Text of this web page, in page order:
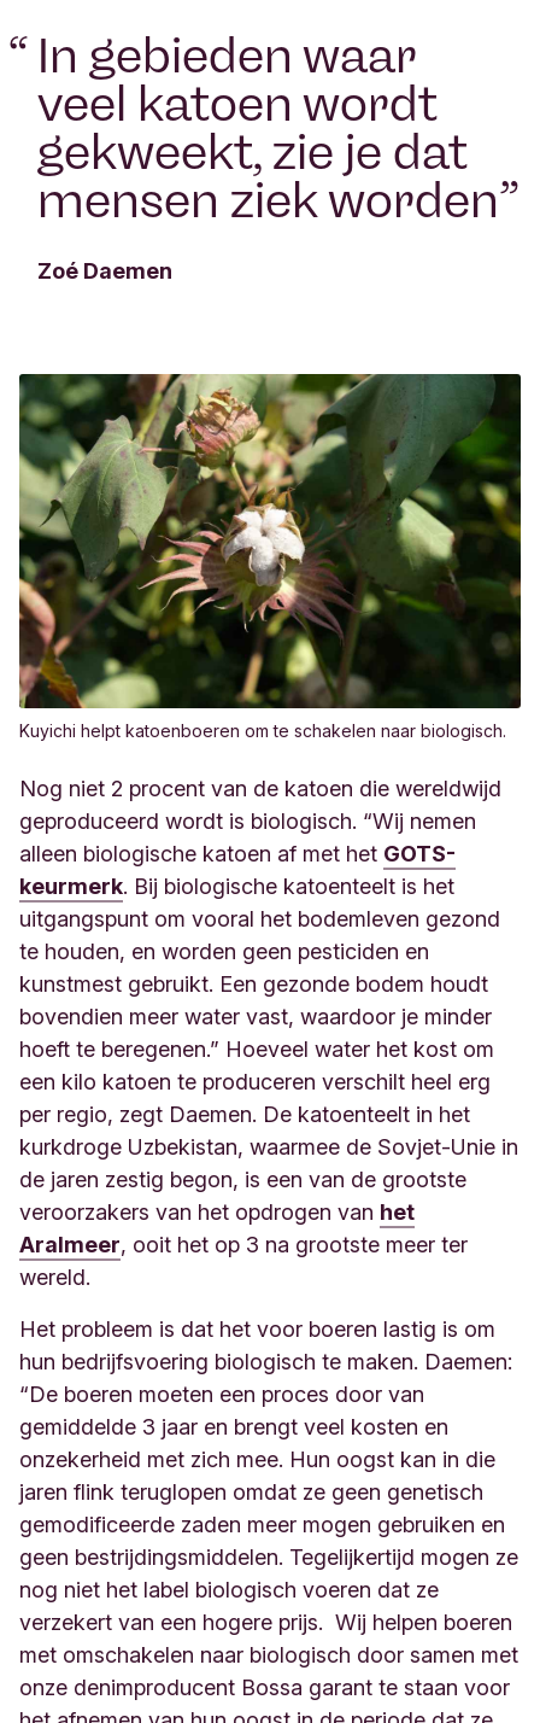
“ In gebieden waar
veel katoen wordt
gekweekt, zie je dat
mensen ziek worden”
Zoé Daemen
Kuyichi helpt katoenboeren om te schakelen naar biologisch.
Nog niet 2 procent van de katoen die wereldwijd
geproduceerd wordt is biologisch. “Wij nemen
alleen biologische katoen af met het GOTS-
keurmerk. Bij biologische katoenteelt is het
uitgangspunt om vooral het bodemleven gezond
te houden, en worden geen pesticiden en
kunstmest gebruikt. Een gezonde bodem houdt
bovendien meer water vast, waardoor je minder
hoeft te beregenen.” Hoeveel water het kost om
een kilo katoen te produceren verschilt heel erg
per regio, zegt Daemen. De katoenteelt in het
kurkdroge Uzbekistan, waarmee de Sovjet-Unie in
de jaren zestig begon, is een van de grootste
veroorzakers van het opdrogen van het
Aralmeer, ooit het op 3 na grootste meer ter
wereld.
Het probleem is dat het voor boeren lastig is om
hun bedrijfsvoering biologisch te maken. Daemen:
“De boeren moeten een proces door van
gemiddelde 3 jaar en brengt veel kosten en
onzekerheid met zich mee. Hun oogst kan in die
jaren flink teruglopen omdat ze geen genetisch
gemodificeerde zaden meer mogen gebruiken en
geen bestrijdingsmiddelen. Tegelijkertijd mogen ze
nog niet het label biologisch voeren dat ze
verzekert van een hogere prijs. Wij helpen boeren
met omschakelen naar biologisch door samen met
onze denimproducent Bossa garant te staan voor